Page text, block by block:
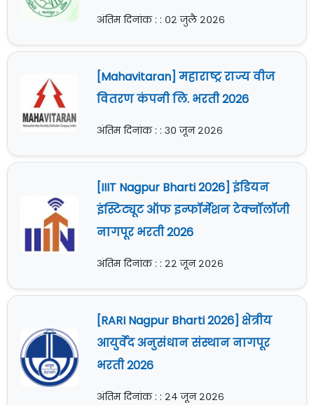
अंतिम दिनांक : : ०२ जुलै २०२६
[Mahavitaran] महाराष्ट्र राज्य वीज
वितरण कंपनी लि. भरती 2026
अंतिम दिनांक : : ३० जून २०२६
[IIIT Nagpur Bharti 2026] इंडियन
इंस्टिट्यूट ऑफ इन्फॉर्मेशन टेक्नॉलॉजी
नागपूर भरती 2026
अंतिम दिनांक : : २२ जून २०२६
[RARI Nagpur Bharti 2026] क्षेत्रीय
आयुर्वेद अनुसंधान संस्थान नागपूर
भरती 2026
अंतिम दिनांक : : २४ जून २०२६